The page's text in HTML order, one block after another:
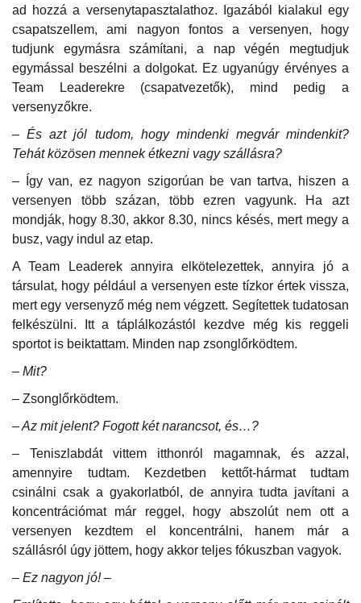
ad hozzá a versenytapasztalathoz. Igazából kialakul egy
csapatszellem, ami nagyon fontos a versenyen, hogy
tudjunk egymásra számítani, a nap végén megtudjuk
egymással beszélni a dolgokat. Ez ugyanúgy érvényes a
Team Leaderekre (csapatvezetők), mind pedig a
versenyzőkre.
– És azt jól tudom, hogy mindenki megvár mindenkit?
Tehát közösen mennek étkezni vagy szállásra?
– Így van, ez nagyon szigorúan be van tartva, hiszen a
versenyen több százan, több ezren vagyunk. Ha azt
mondják, hogy 8.30, akkor 8.30, nincs késés, mert megy a
busz, vagy indul az etap.
A Team Leaderek annyira elkötelezettek, annyira jó a
társulat, hogy például a versenyen este tízkor értek vissza,
mert egy versenyző még nem végzett. Segítettek tudatosan
felkészülni. Itt a táplálkozástól kezdve még kis reggeli
sportot is beiktattam. Minden nap zsonglőrködtem.
– Mit?
– Zsonglőrködtem.
– Az mit jelent? Fogott két narancsot, és…?
– Teniszlabdát vittem itthonról magamnak, és azzal,
amennyire tudtam. Kezdetben kettőt-hármat tudtam
csinálni csak a gyakorlatból, de annyira tudta javítani a
koncentrációmat már reggel, hogy abszolút nem ott a
versenyen kezdtem el koncentrálni, hanem már a
szállásról úgy jöttem, hogy akkor teljes fókuszban vagyok.
– Ez nagyon jó! –